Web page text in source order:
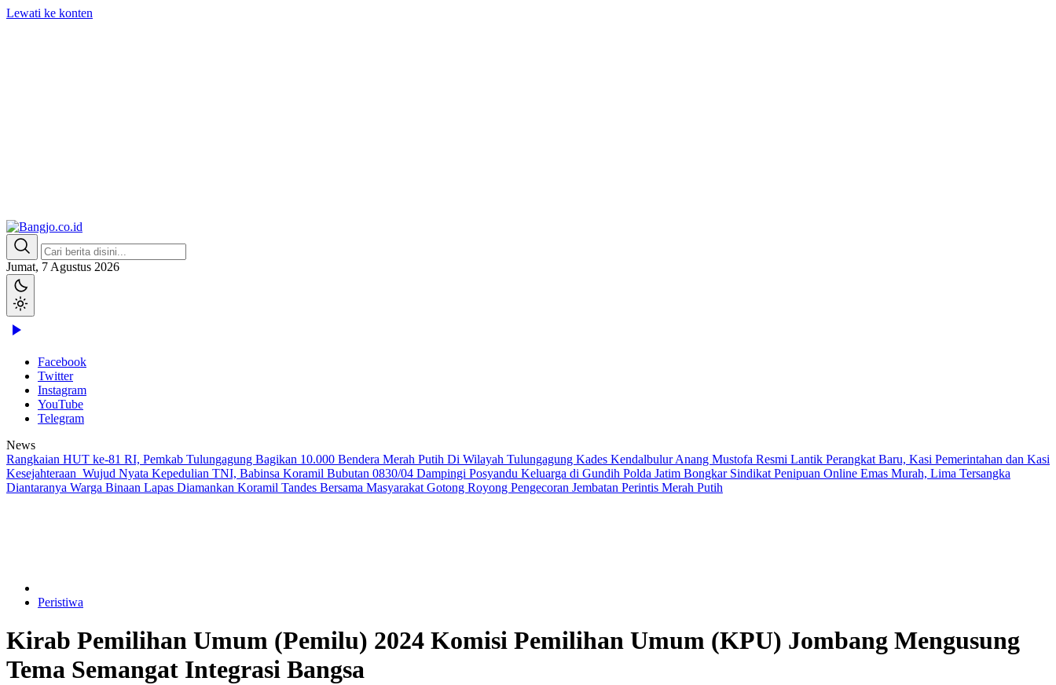
Lewati ke konten
Bangjo.co.id
Berani, Tegas, Terpercaya
Jumat, 7 Agustus 2026
Facebook
Twitter
Instagram
YouTube
Telegram
News
Rangkaian HUT ke-81 RI, Pemkab Tulungagung Bagikan 10.000 Bendera Merah Putih Di Wilayah Tulungagung Kades Kendalbulur Anang Mustofa Resmi Lantik Perangkat Baru, Kasi Pemerintahan dan Kasi
Kesejahteraan Wujud Nyata Kepedulian TNI, Babinsa Koramil Bubutan 0830/04 Dampingi Posyandu Keluarga di Gundih Polda Jatim Bongkar Sindikat Penipuan Online Emas Murah, Lima Tersangka
Diantaranya Warga Binaan Lapas Diamankan Koramil Tandes Bersama Masyarakat Gotong Royong Pengecoran Jembatan Perintis Merah Putih
Peristiwa
Kirab Pemilihan Umum (Pemilu) 2024 Komisi Pemilihan Umum (KPU) Jombang Mengusung
Tema Semangat Integrasi Bangsa